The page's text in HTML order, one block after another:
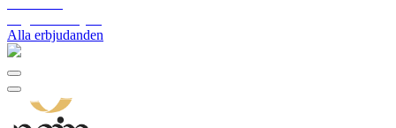
Alla erbjudanden